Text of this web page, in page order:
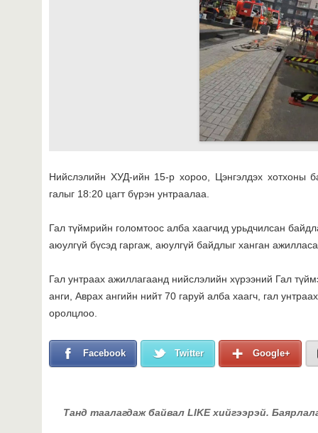
Нийслэлийн ХУД-ийн 15-р хороо, Цэнгэлдэх хотхоны
галыг 18:20 цагт бүрэн унтраалаа.
Гал түймрийн голомтоос алба хаагчид урьдчилсан
аюулгүй бүсэд гаргаж, аюулгүй байдлыг ханган
Гал унтраах ажиллагаанд нийслэлийн хүрээний Гал
анги, Аврах ангийн нийт 70 гаруй алба хаагч, гал
оролцлоо.
Facebook Twitter Google+
Танд таалагдаж байвал LIKE хийгээрэй.